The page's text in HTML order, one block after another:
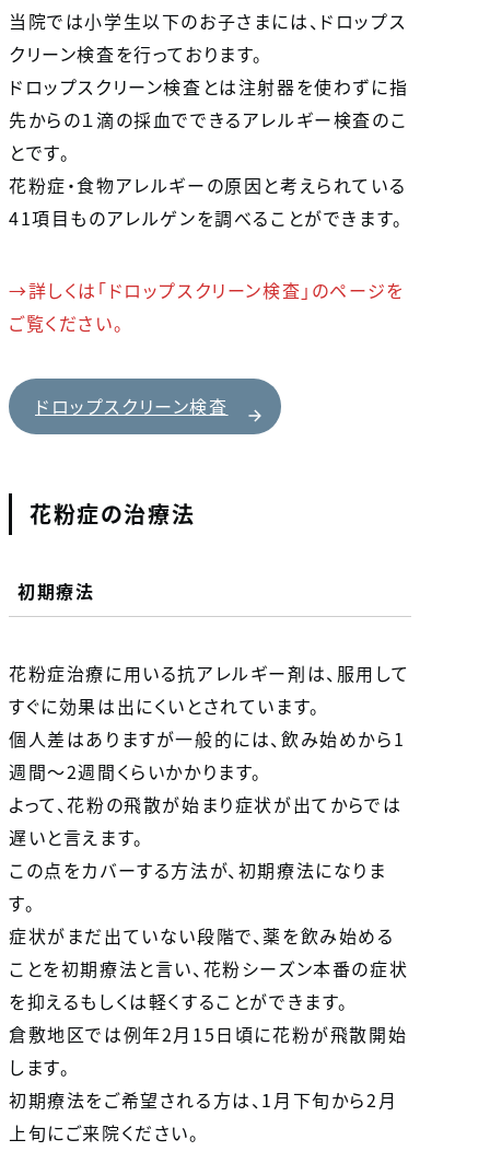
当院では小学生以下のお子さまには、ドロップス
クリーン検査を行っております。
ドロップスクリーン検査とは注射器を使わずに指
先からの１滴の採血でできるアレルギー検査のこ
とです。
花粉症・食物アレルギーの原因と考えられている
41項目ものアレルゲンを調べることができます。
→詳しくは「ドロップスクリーン検査」のページを
ご覧ください。
ドロップスクリーン検査
花粉症の治療法
初期療法
花粉症治療に用いる抗アレルギー剤は、服用して
すぐに効果は出にくいとされています。
個人差はありますが一般的には、飲み始めから1
週間～2週間くらいかかります。
よって、花粉の飛散が始まり症状が出てからでは
遅いと言えます。
この点をカバーする方法が、初期療法になりま
す。
症状がまだ出ていない段階で、薬を飲み始める
ことを初期療法と言い、花粉シーズン本番の症状
を抑えるもしくは軽くすることができます。
倉敷地区では例年2月15日頃に花粉が飛散開始
します。
初期療法をご希望される方は、1月下旬から2月
上旬にご来院ください。